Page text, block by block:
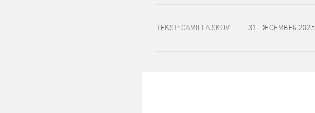
TEKST: CAMILLA SKOV 31. DECEMBER 2025